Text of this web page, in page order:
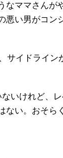
なママさんが
悪い男がコン
サイドライン
いけれど、
ない。おそら